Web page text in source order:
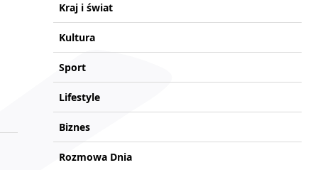
Kraj i świat
Kultura
Sport
Lifestyle
Biznes
Rozmowa Dnia